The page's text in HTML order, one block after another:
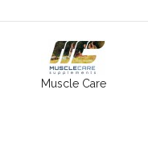
Muscle Care